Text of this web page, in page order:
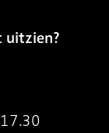
uitzien?